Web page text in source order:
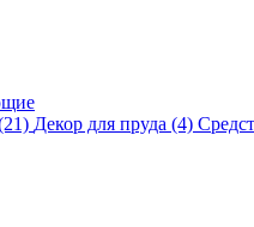
Декор для пруда (4)